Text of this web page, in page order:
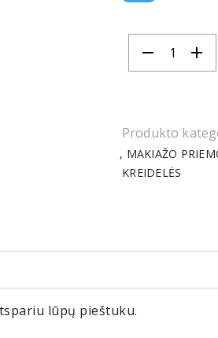
Produkto
MAKIAŽO
KREIDELĖS
remove add
lūpų pieštuku.